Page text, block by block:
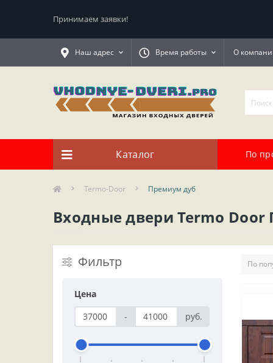
Принимаем заявки!
Наш адрес Время работы О
Каталог По
Termo-Door Премиум дуб
Входные двери Termo
Фильтр
Цена
-
руб.